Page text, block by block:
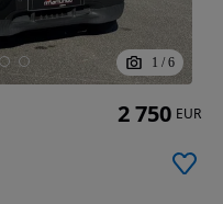
1 / 6
2 750 EUR